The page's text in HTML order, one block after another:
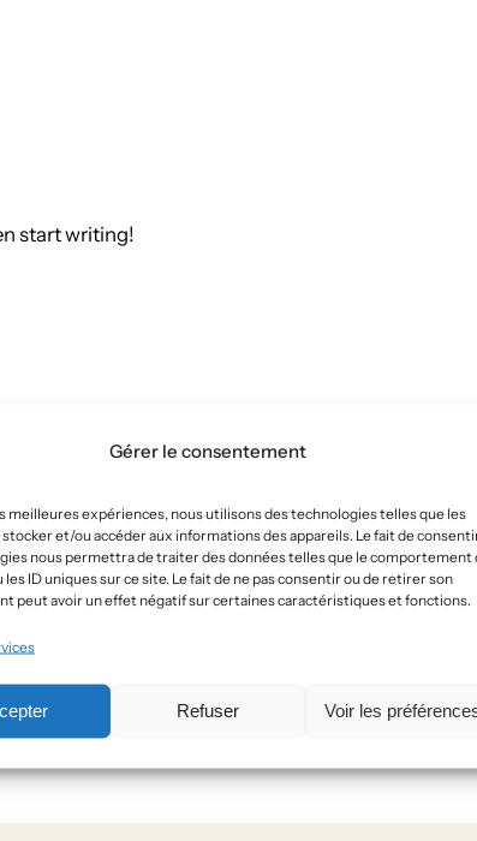
Gérer le consentement
meilleures expériences, nous utilisons des technologies telles que les
et/ou accéder aux informations des appareils. Le fait de
nous permettra de traiter des données telles que le comportement
les ID uniques sur ce site. Le fait de ne pas consentir ou de retirer son
peut avoir un effet négatif sur certaines caractéristiques et fonctions.
Refuser Voir les
start writing!